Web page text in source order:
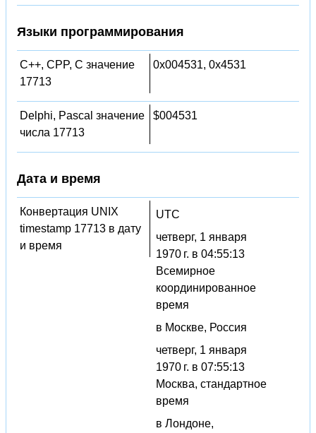
Языки программирования
C++, CPP, C значение
17713
0x004531, 0x4531
Delphi, Pascal значение
числа 17713
$004531
Дата и время
Конвертация UNIX
timestamp 17713 в дату
и время
UTC
четверг, 1 января
1970 г. в 04:55:13
Всемирное
координированное
время
в Москве, Россия
четверг, 1 января
1970 г. в 07:55:13
Москва, стандартное
время
в Лондоне,